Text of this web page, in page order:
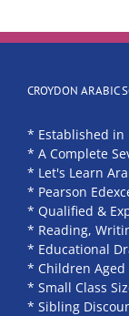
CROYDON ARABIC
* Established in
* A Complete
* Let's Learn
* Pearson
* Qualified &
* Reading,
* Educational
* Children Aged
* Small Class
* Sibling